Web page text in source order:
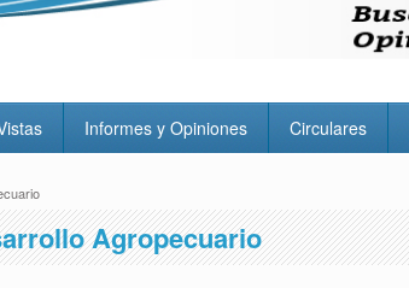
Informes y Opiniones Circulares
Agropecuario